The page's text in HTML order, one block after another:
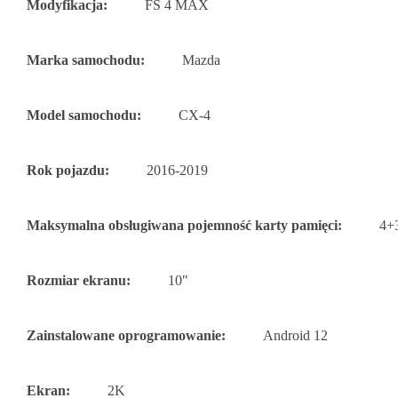
Modyfikacja: FS 4 MAX
Marka samochodu: Mazda
Model samochodu: CX-4
Rok pojazdu: 2016-2019
Maksymalna obsługiwana pojemność karty pamięci:
Rozmiar ekranu: 10"
Zainstalowane oprogramowanie: Android 12
Ekran: 2K